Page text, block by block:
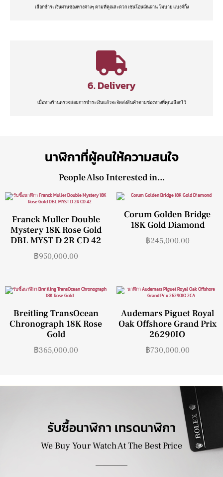
เลือกชำระเงินผ่านช่องทางต่างๆ ตามที่คุณสะดวก เช่นโอนเงินผ่าน โมบาย แบงค์กิ้ง
6. Delivery
เมื่อทางร้านตรวจสอบการชำระเงินแล้วจะจัดส่งสินค้าตามช่องทางที่คุณเลือกไว้
นาฬิกาที่ผู้คนให้ความสนใจ
People Also Interested in...
Franck Muller Double
Mystery 18K Rose Gold
DBL MYST D 2R CD 42
฿950,000.00
Corum Golden Bridge
18K Gold Diamond
฿245,000.00
Breitling TransOcean
Chronograph 18K Rose
Gold
฿365,000.00
Audemars Piguet Royal
Oak Offshore Grand Prix
26290IO
฿730,000.00
รับซื้อนาฬิกา เทรดนาฬิกา
We Buy Your Watch At The Best Price